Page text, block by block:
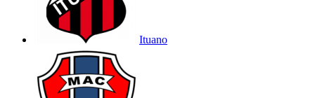
Ituano